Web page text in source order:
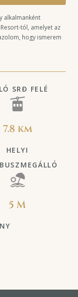
alkalmanként
tól, amelyet az
hogy ismerem
SRĐ FELÉ
7.8 km
HELYI
5 M